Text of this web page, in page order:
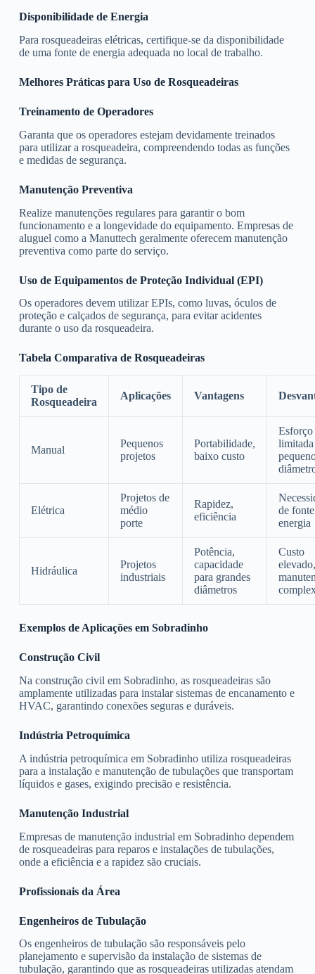
Disponibilidade de Energia
Para rosqueadeiras elétricas, certifique-se da disponibilidade
de uma fonte de energia adequada no local de trabalho.
Melhores Práticas para Uso de Rosqueadeiras
Treinamento de Operadores
Garanta que os operadores estejam devidamente treinados
para utilizar a rosqueadeira, compreendendo todas as funções
e medidas de segurança.
Manutenção Preventiva
Realize manutenções regulares para garantir o bom
funcionamento e a longevidade do equipamento. Empresas de
aluguel como a Manuttech geralmente oferecem manutenção
preventiva como parte do serviço.
Uso de Equipamentos de Proteção Individual (EPI)
Os operadores devem utilizar EPIs, como luvas, óculos de
proteção e calçados de segurança, para evitar acidentes
durante o uso da rosqueadeira.
Tabela Comparativa de Rosqueadeiras
Tipo de
Rosqueadeira
Aplicações Vantagens
Manual
Pequenos
projetos
Portabilidade,
baixo custo
limitada
Elétrica
Projetos de
médio
porte
Rapidez,
eficiência
de
energia
Hidráulica
Projetos
industriais
Potência,
capacidade
para grandes
diâmetros
Custo
elevado,
Exemplos de Aplicações em Sobradinho
Construção Civil
Na construção civil em Sobradinho, as rosqueadeiras são
amplamente utilizadas para instalar sistemas de encanamento e
HVAC, garantindo conexões seguras e duráveis.
Indústria Petroquímica
A indústria petroquímica em Sobradinho utiliza rosqueadeiras
para a instalação e manutenção de tubulações que transportam
líquidos e gases, exigindo precisão e resistência.
Manutenção Industrial
Empresas de manutenção industrial em Sobradinho dependem
de rosqueadeiras para reparos e instalações de tubulações,
onde a eficiência e a rapidez são cruciais.
Profissionais da Área
Engenheiros de Tubulação
Os engenheiros de tubulação são responsáveis pelo
planejamento e supervisão da instalação de sistemas de
tubulação, garantindo que as rosqueadeiras utilizadas atendam